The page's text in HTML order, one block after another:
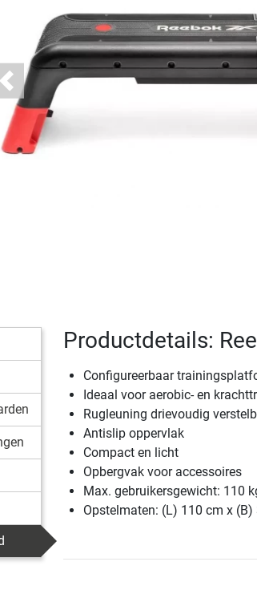
Previous
Productdetails:
Configureerbaar
Ideaal voor aerobic- en
Rugleuning drievoudig
Antislip oppervlak
Compact en licht
Opbergvak voor accessoires
Max. gebruikersgewicht: 110
Opstelmaten: (L) 110 cm x